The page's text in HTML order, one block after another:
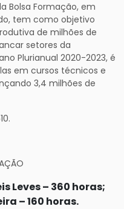
Bolsa Formação, em
tem como objetivo
de milhões de
setores da
Plurianual 2020-2023, é
em cursos técnicos e
3,4 milhões de
Leves – 360 horas;
– 160 horas.